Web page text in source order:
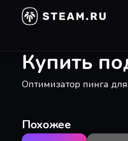
Купить
Оптимизатор пинга
Похожее